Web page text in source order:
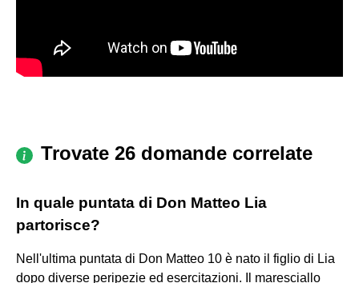
Trovate 26 domande correlate
In quale puntata di Don Matteo Lia
partorisce?
Nell'ultima puntata di Don Matteo 10 è nato il figlio di Lia
dopo diverse peripezie ed esercitazioni. Il maresciallo